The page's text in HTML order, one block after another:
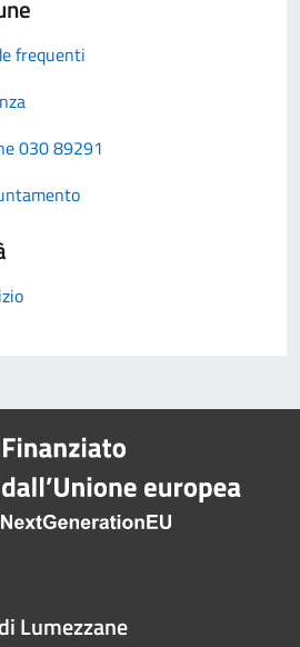
frequenti
030 89291
Lumezzane